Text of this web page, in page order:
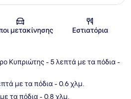
Χάρτης
μετακίνησης Εστιατόρια
Κυπριώτης - 5 λεπτά με τα πόδια-
με τα πόδια- 0.6 χλμ.
τα πόδια- 0.8 χλμ.